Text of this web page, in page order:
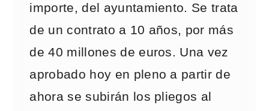
importe, del ayuntamiento. Se trata
de un contrato a 10 años, por más
de 40 millones de euros. Una vez
aprobado hoy en pleno a partir de
ahora se subirán los pliegos al